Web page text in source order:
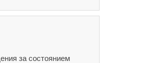
за состоянием